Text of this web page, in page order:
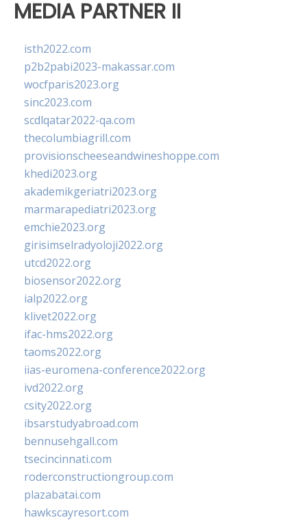
MEDIA PARTNER II
isth2022.com
p2b2pabi2023-makassar.com
wocfparis2023.org
sinc2023.com
scdlqatar2022-qa.com
thecolumbiagrill.com
provisionscheeseandwineshoppe.com
khedi2023.org
akademikgeriatri2023.org
marmarapediatri2023.org
emchie2023.org
girisimselradyoloji2022.org
utcd2022.org
biosensor2022.org
ialp2022.org
klivet2022.org
ifac-hms2022.org
taoms2022.org
iias-euromena-conference2022.org
ivd2022.org
csity2022.org
ibsarstudyabroad.com
bennusehgall.com
tsecincinnati.com
roderconstructiongroup.com
plazabatai.com
hawkscayresort.com